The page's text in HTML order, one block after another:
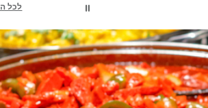
לכל